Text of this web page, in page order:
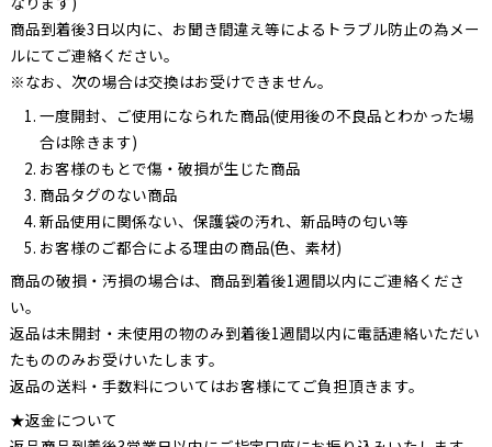
商品到着後3日以内に、お聞き間違え等によるトラブル防止の為メー
ルにてご連絡ください。
※なお、次の場合は交換はお受けできません。
一度開封、ご使用になられた商品(使用後の不良品とわかった場
合は除きます)
お客様のもとで傷・破損が生じた商品
商品タグのない商品
新品使用に関係ない、保護袋の汚れ、新品時の匂い等
お客様のご都合による理由の商品(色、素材)
商品の破損・汚損の場合は、商品到着後1週間以内にご連絡くださ
い。
返品は未開封・未使用の物のみ到着後1週間以内に電話連絡いただい
たもののみお受けいたします。
返品の送料・手数料についてはお客様にてご負担頂きます。
★返金について